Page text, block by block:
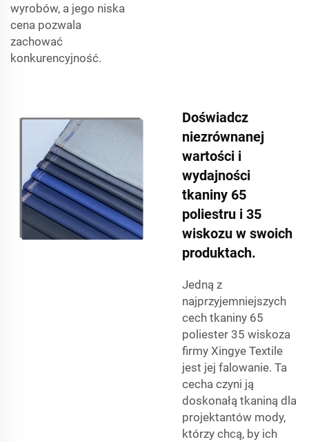
wyrobów, a jego niska
cena pozwala
zachować
konkurencyjność.
Doświadcz
niezrównanej
wartości i
wydajności
tkaniny 65
poliestru i 35
wiskozu w swoich
produktach.
Jedną z
najprzyjemniejszych
cech tkaniny 65
poliester 35 wiskoza
firmy Xingye Textile
jest jej falowanie. Ta
cecha czyni ją
doskonałą tkaniną dla
projektantów mody,
którzy chcą, by ich